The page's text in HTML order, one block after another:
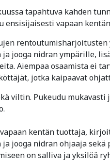
tapahtuva kahden
ensisijaisesti vapaan
jooga nidran ympärille,
Aiempaa osaamista ei
jotka kaipaavat
viltin. Pukeudu mukavasti
kentän tuottaja,
jooga nidran ohjaaja
on salliva ja yksilöä